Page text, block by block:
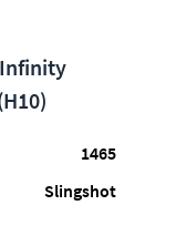
Infinity
1465
Slingshot